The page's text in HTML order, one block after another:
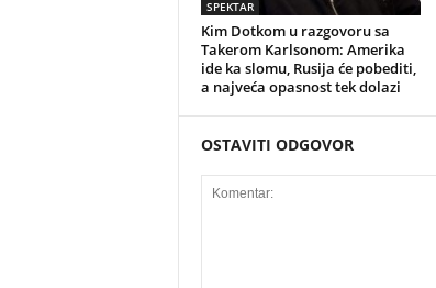
SPEKTAR
Kim Dotkom u razgovoru sa
Takerom Karlsonom: Amerika
ide ka slomu, Rusija će pobediti,
a najveća opasnost tek dolazi
OSTAVITI ODGOVOR